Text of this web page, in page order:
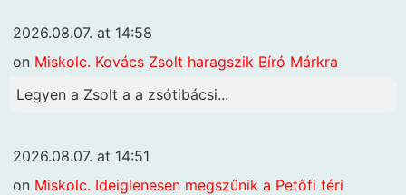
2026.08.07. at 14:58
on Miskolc. Kovács Zsolt haragszik Bíró Márkra
Legyen a Zsolt a a zsótibácsi...
2026.08.07. at 14:51
on Miskolc. Ideiglenesen megszűnik a Petőfi téri